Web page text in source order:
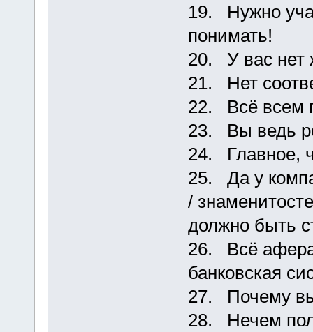
19. Нужно
понимать!
20. У вас нет
21. Нет
22. Всё всем
23. Вы ведь
24. Главное,
25. Да у
/
должно быть
26. Всё афера
банковская
27. Почему
28. Нечем